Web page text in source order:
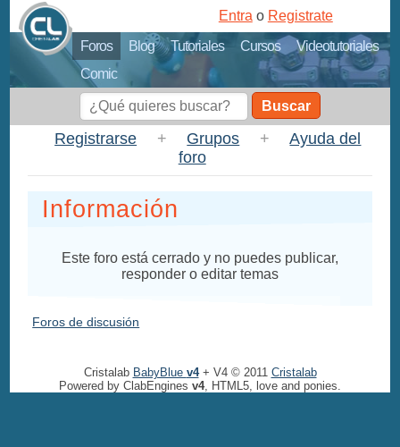
Foros Blog Tutoriales Cursos
Videotutoriales
Comic
Entra o Registrate
Buscar
Registrarse + Grupos +
Ayuda del
foro
Información
Este foro está cerrado y no puedes publicar,
responder o editar temas
Foros de discusión
Cristalab BabyBlue v4+ V4 © 2011 Cristalab
Powered by ClabEngines v4, HTML5, love and ponies.